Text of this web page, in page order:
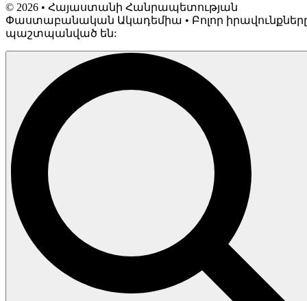
© 2026 • Հայաստանի Հանրապետության
Փաստաբանական Ակադեմիա • Բոլոր
պաշտպանված են: